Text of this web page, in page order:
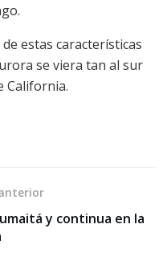
estas características
se viera tan al sur
California.
y continua en la